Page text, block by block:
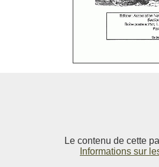
Le contenu de cette
Informations sur